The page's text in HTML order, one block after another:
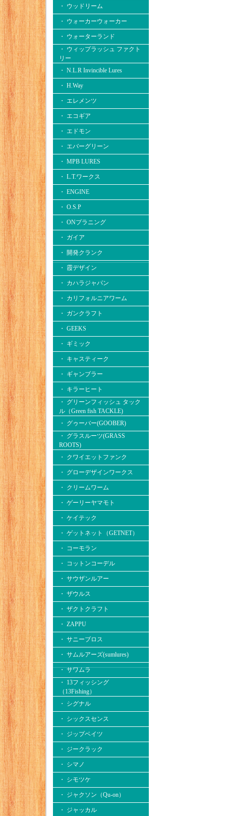
・ ウッドリーム
・ ウォーカーウォーカー
・ ウォーターランド
・ ウィップラッシュ ファクト
リー
・ N.L.R Invincible Lures
・ H.Way
・ エレメンツ
・ エコギア
・ エドモン
・ エバーグリーン
・ MPB LURES
・ L.T.ワークス
・ ENGINE
・ O.S.P
・ ONプラニング
・ ガイア
・ 開発クランク
・ 霞デザイン
・ カハラジャパン
・ カリフォルニアワーム
・ ガンクラフト
・ GEEKS
・ ギミック
・ キャスティーク
・ ギャンブラー
・ キラーヒート
・ グリーンフィッシュ タック
ル（Green fish TACKLE)
・ グゥーバー(GOOBER)
・ グラスルーツ(GRASS
ROOTS)
・ クワイエットファンク
・ グローデザインワークス
・ クリームワーム
・ ゲーリーヤマモト
・ ケイテック
・ ゲットネット（GETNET）
・ コーモラン
・ コットンコーデル
・ サウザンルアー
・ ザウルス
・ ザクトクラフト
・ ZAPPU
・ サニーブロス
・ サムルアーズ(sumlures)
・ サワムラ
・ 13フィッシング
（13Fishing）
・ シグナル
・ シックスセンス
・ ジップベイツ
・ ジークラック
・ シマノ
・ シモツケ
・ ジャクソン（Qu-on）
・ ジャッカル